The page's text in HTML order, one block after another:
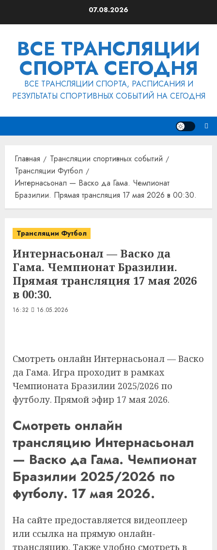
07.08.2026
ВСЕ ТРАНСЛЯЦИИ
СПОРТА СЕГОДНЯ
ВСЕ ТРАНСЛЯЦИИ СПОРТА, РАСПИСАНИЯ И
РЕЗУЛЬТАТЫ СПОРТИВНЫХ СОБЫТИЙ НА СЕГОДНЯ
Главная
Трансляции спортивных событий
Трансляции Футбол
Интернасьонал — Васко да Гама. Чемпионат
Бразилии. Прямая трансляция 17 мая 2026 в 00:30.
Трансляции Футбол
Интернасьонал — Васко да
Гама. Чемпионат Бразилии.
Прямая трансляция 17 мая 2026
в 00:30.
16:32 16.05.2026
Смотреть онлайн Интернасьонал — Васко
да Гама. Игра проходит в рамках
Чемпионата Бразилии 2025/2026 по
футболу. Прямой эфир 17 мая 2026.
Смотреть онлайн
трансляцию Интернасьонал
— Васко да Гама. Чемпионат
Бразилии 2025/2026 по
футболу. 17 мая 2026.
На сайте предоставляется видеоплеер
или ссылка на прямую онлайн-
трансляцию. Также удобно смотреть в